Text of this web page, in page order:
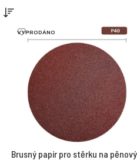
ES
IT
UK
RO
DE
VYPRODÁNO
Brusný papír pro stěrku na pěnový